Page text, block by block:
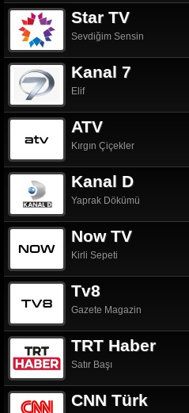
Star TV
Sevdiğim Sensin
Kanal 7
Elif
ATV
Kırgın Çiçekler
Kanal D
Yaprak Dökümü
Now TV
Kirli Sepeti
Tv8
Gazete Magazin
TRT Haber
Satır Başı
CNN Türk